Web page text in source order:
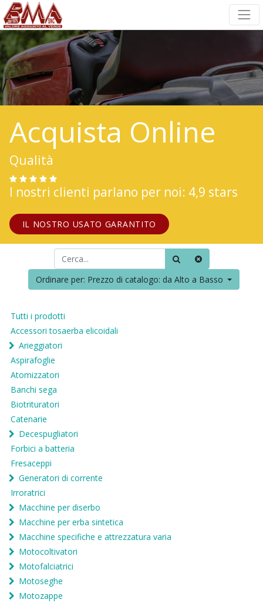
Acquista Online
Qualità
I nostri clienti parlano per noi: 4,9 stars
IL NOSTRO USATO GARANTITO
Ordinare per: Prezzo di catalogo: da Alto a Basso
Tutti i prodotti
Accessori tosaerba elicoidali
Arieggiatori
Aspirafoglie
Atomizzatori
Banchi sega
Biotrituratori
Catenarie
Decespugliatori
Forbici a batteria
Fresaceppi
Generatori di corrente
Irroratrici
Macchine per diserbo
Macchine per erba sintetica
Macchine specifiche e attrezzatura varia
Motocoltivatori
Motofalciatrici
Motoseghe
Motozappe